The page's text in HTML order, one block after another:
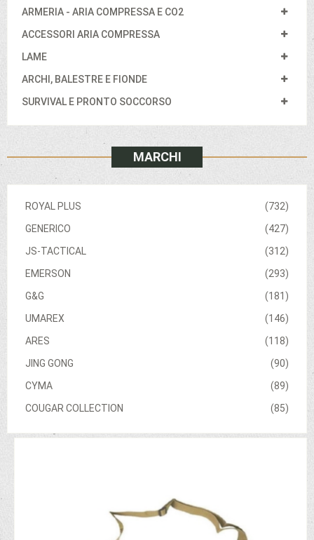
ARMERIA - ARIA COMPRESSA E CO2
ACCESSORI ARIA COMPRESSA
LAME
ARCHI, BALESTRE E FIONDE
SURVIVAL E PRONTO SOCCORSO
MARCHI
(732)
ROYAL PLUS
(427)
GENERICO
(312)
JS-TACTICAL
(293)
EMERSON
(181)
G&G
(146)
UMAREX
(118)
ARES
(90)
JING GONG
(89)
CYMA
(85)
COUGAR COLLECTION